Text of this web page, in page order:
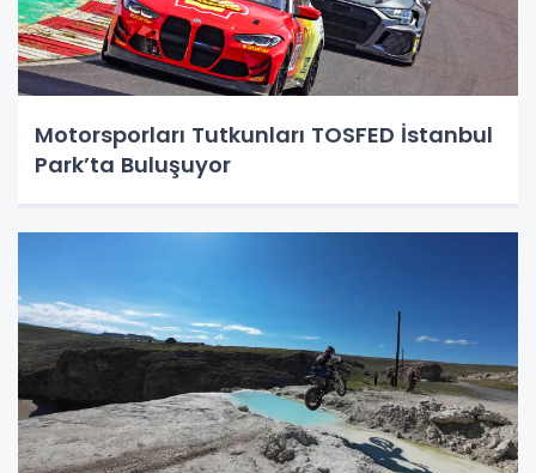
Motorsporları Tutkunları TOSFED İstanbul
Park’ta Buluşuyor